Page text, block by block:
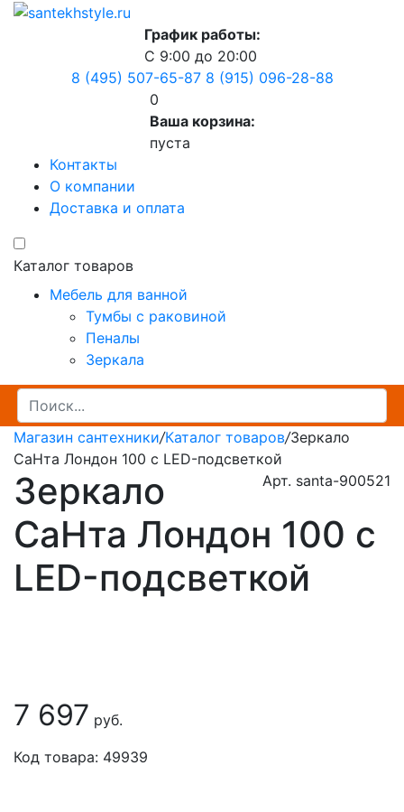
График работы:
С 9:00 до 20:00
8 (495) 507-65-87 8 (915) 096-28-88
0
Ваша корзина:
пуста
Каталог товаров
Мебель для ванной
Тумбы с раковиной
Пеналы
Зеркала
Контакты
О компании
Доставка и оплата
Магазин сантехники/Каталог товаров/Зеркало
СаНта Лондон 100 с LED-подсветкой
Арт. santa-900521
Зеркало
СаНта Лондон 100 с
LED-подсветкой
7 697 руб.
Код товара: 49939